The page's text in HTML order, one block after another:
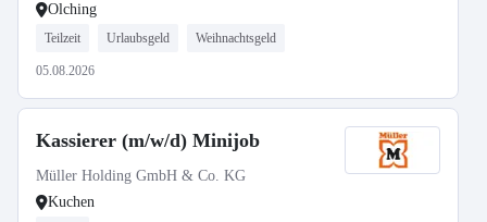
Olching
Teilzeit Urlaubsgeld Weihnachtsgeld
05.08.2026
Kassierer (m/w/d) Minijob
Müller Holding GmbH & Co. KG
Kuchen